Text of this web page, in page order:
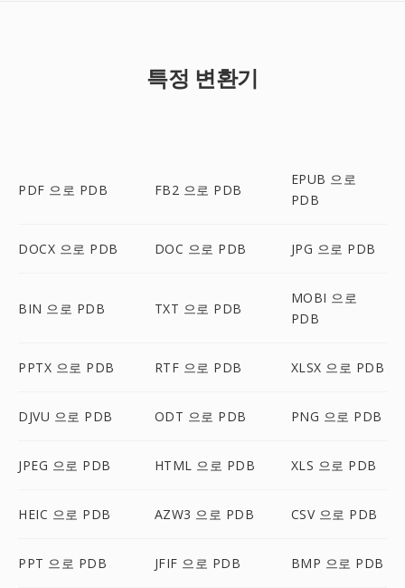
특정 변환기
PDF 으로 PDB FB2 으로 PDB
EPUB 으로
PDB
DOCX 으로 PDB DOC 으로 PDB JPG 으로 PDB
BIN 으로 PDB TXT 으로 PDB
MOBI 으로
PDB
PPTX 으로 PDB RTF 으로 PDB XLSX 으로 PDB
DJVU 으로 PDB ODT 으로 PDB PNG 으로 PDB
JPEG 으로 PDB HTML 으로 PDB XLS 으로 PDB
HEIC 으로 PDB AZW3 으로 PDB CSV 으로 PDB
PPT 으로 PDB JFIF 으로 PDB BMP 으로 PDB